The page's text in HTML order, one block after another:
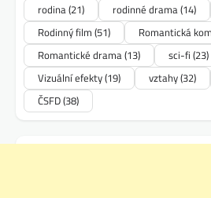
rodina(21) rodinné drama(14)
Rodinný film (51) Romantická
Romantické drama(13) sci-fi (23)
Vizuální efekty(19) vztahy(32)
ČSFD(38)